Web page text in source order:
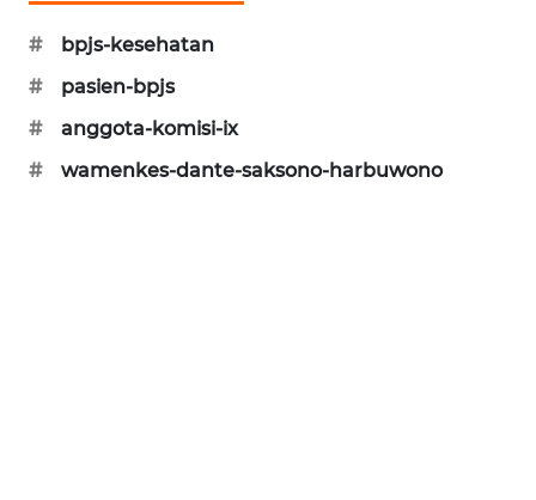
#
bpjs-kesehatan
#
pasien-bpjs
#
anggota-komisi-ix
#
wamenkes-dante-saksono-harbuwono
FORWAMKI
ALPERKLINAS